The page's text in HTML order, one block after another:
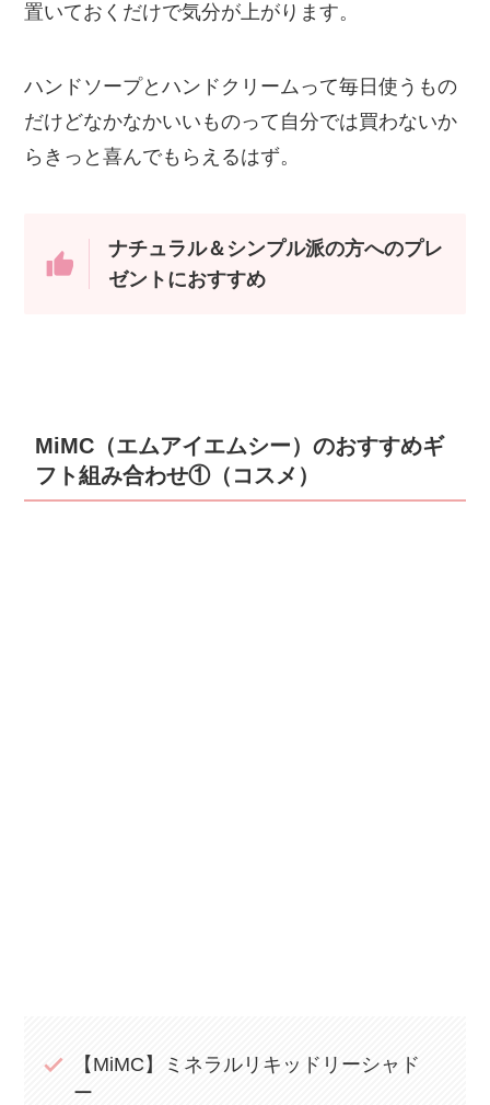
置いておくだけで気分が上がります。
ハンドソープとハンドクリームって毎日使うもの
だけどなかなかいいものって自分では買わないか
らきっと喜んでもらえるはず。
ナチュラル＆シンプル派の方へのプレ
ゼントにおすすめ
MiMC（エムアイエムシー）のおすすめギ
フト組み合わせ①（コスメ）
【MiMC】ミネラルリキッドリーシャド
ー